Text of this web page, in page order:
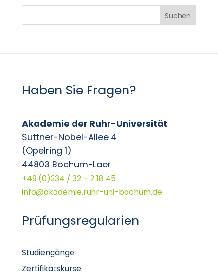
Suchen
Haben Sie Fragen?
Akademie der Ruhr-Universität
Suttner-Nobel-Allee 4
(Opelring 1)
44803 Bochum-Laer
+49 (0)234 / 32 – 2 18 45
info@akademie.ruhr-uni-bochum.de
Prüfungsregularien
Studiengänge
Zertifikatskurse